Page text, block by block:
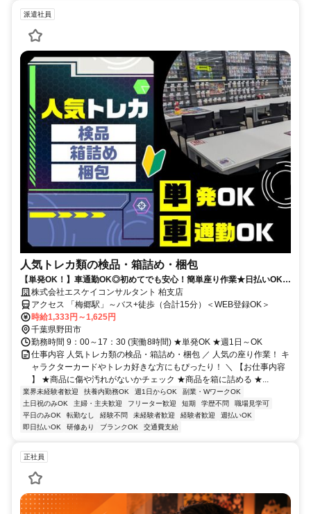
派遣社員
人気トレカ類の検品・箱詰め・梱包
【単発OK！】車通勤OK◎初めてでも安心！簡単座り作業★日払いOK＆
履歴書不要♪
株式会社エスケイコンサルタント 柏支店
アクセス 「梅郷駅」～バス+徒歩（合計15分）＜WEB登録OK＞
時給1,333円～1,625円
千葉県野田市
勤務時間 9：00～17：30 (実働8時間) ★単発OK ★週1日～OK
仕事内容 人気トレカ類の検品・箱詰め・梱包 ／ 人気の座り作業！ キ
ャラクターカードやトレカ好きな方にもぴったり！ ＼ 【お仕事内容
】 ★商品に傷や汚れがないかチェック ★商品を箱に詰める ★...
業界未経験者歓迎 扶養内勤務OK 週1日からOK
副業・WワークOK
土日祝のみOK
主婦・主夫歓迎 フリーター歓迎 短期 学歴不問
職場見学可
平日のみOK
転勤なし 経験不問 未経験者歓迎 経験者歓迎
週払いOK
即日払いOK
研修あり ブランクOK 交通費支給
正社員